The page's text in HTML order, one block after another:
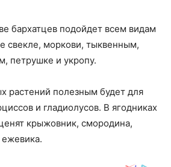
бархатцев подойдет всем видам
свекле, моркови, тыквенным,
петрушке и укропу.
растений полезным будет для
и гладиолусов. В ягодниках
крыжовник, смородина,